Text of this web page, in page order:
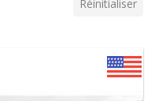
Réinitialiser